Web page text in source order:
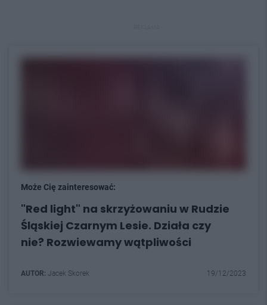
Może Cię zainteresować:
"Red light" na skrzyżowaniu w Rudzie
Śląskiej Czarnym Lesie. Działa czy
nie? Rozwiewamy wątpliwości
AUTOR: Jacek Skorek 19/12/2023